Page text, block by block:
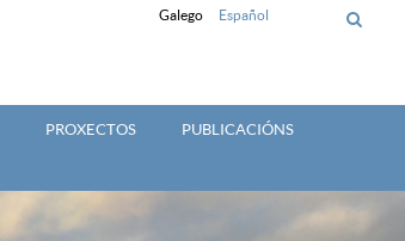
Galego Español
PROXECTOS
PUBLICACIÓNS